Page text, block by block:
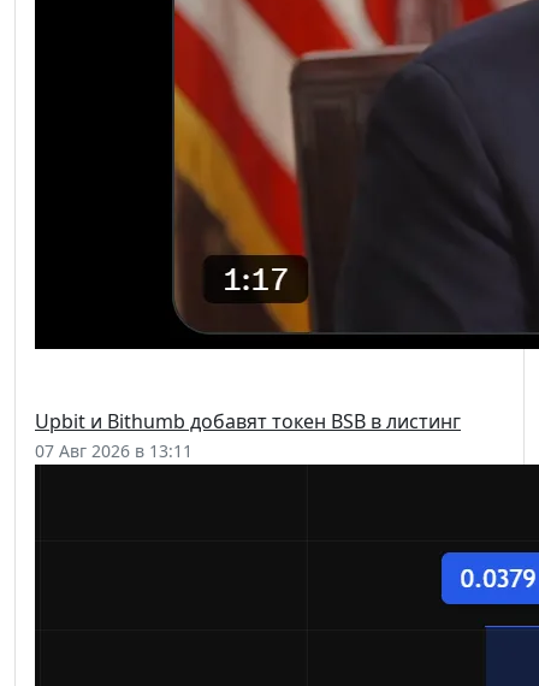
Upbit и Bithumb добавят токен BSB в листинг
07 Авг 2026 в 13:11